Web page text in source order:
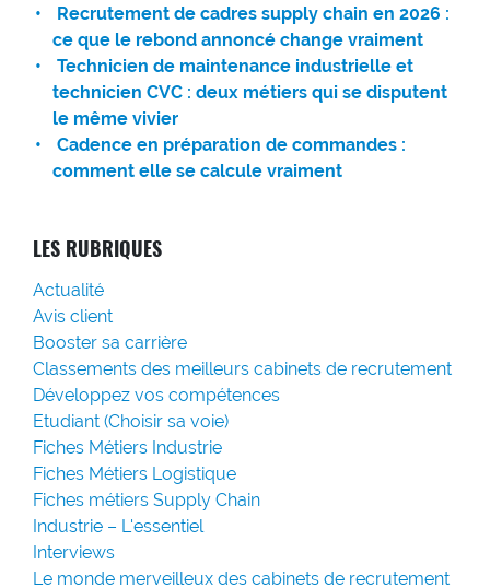
Recrutement de cadres supply chain en 2026 :
ce que le rebond annoncé change vraiment
Technicien de maintenance industrielle et
technicien CVC : deux métiers qui se disputent
le même vivier
Cadence en préparation de commandes :
comment elle se calcule vraiment
LES RUBRIQUES
Actualité
Avis client
Booster sa carrière
Classements des meilleurs cabinets de recrutement
Développez vos compétences
Etudiant (Choisir sa voie)
Fiches Métiers Industrie
Fiches Métiers Logistique
Fiches métiers Supply Chain
Industrie – L'essentiel
Interviews
Le monde merveilleux des cabinets de recrutement